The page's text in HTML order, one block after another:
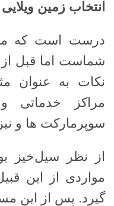
انتخاب زمین
درست است که
شماست اما قبل از
نکات به عنوان
مراکز
سوپرمارکت ها و
از نظر سیل‌خیز
مواردی از این
گیرد. پس از این